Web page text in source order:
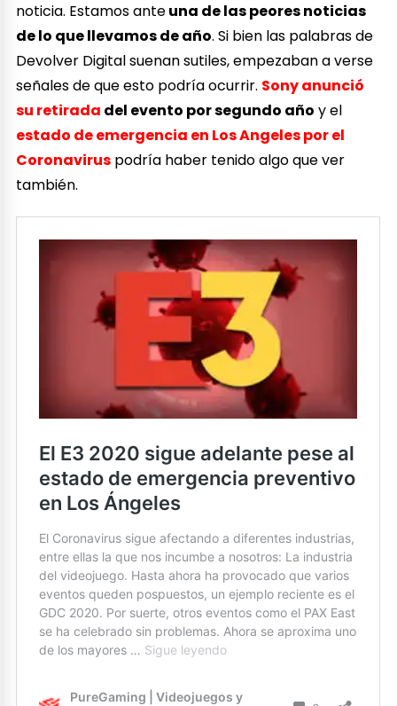
noticia. Estamos anteuna de las peores noticias
de lo que llevamos de año. Si bien las palabras de
Devolver Digital suenan sutiles, empezaban a verse
señales de que esto podría ocurrir. Sony anunció
su retirada del evento por segundo año y el
estado de emergencia en Los Angeles por el
Coronavirus podría haber tenido algo que ver
también.